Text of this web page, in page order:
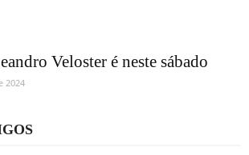
Veloster é neste sábado
2024